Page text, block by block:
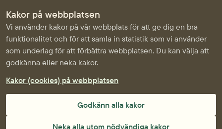
Kakor på webbplatsen
Vi använder kakor på vår webbplats för att ge dig en bra
funktionalitet och för att samla in statistik som vi använder
som underlag för att förbättra webbplatsen. Du kan välja att
godkänna eller neka kakor.
Kakor (cookies) på webbplatsen
Godkänn alla kakor
Neka alla utom nödvändiga kakor